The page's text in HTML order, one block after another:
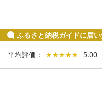
ふるさと納税ガイドに届い
平均評価： ★★★★★
★★★★★ 5.00